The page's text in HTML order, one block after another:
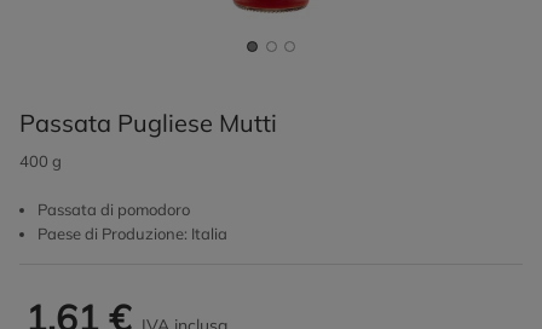
Passata Pugliese Mutti
400 g
Passata di pomodoro
Paese di Produzione: Italia
1,61 €